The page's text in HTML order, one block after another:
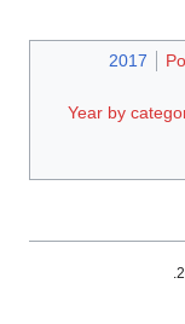
2017
Year by